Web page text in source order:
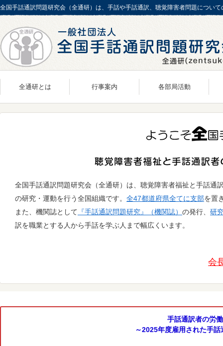
全国手話通訳問題研究会（全通研）は、手話や手話通訳、聴覚障害者問題につい
全通研とは
概要／歴史
行事案内 各部局活動
組織案内
事務局
情報広報部
全国手話通訳問題研究会（全通研）は、聴覚障害者福祉と手話
の研究・運動を行う全国組織です。 全47都道府県全てに支部を置
また、機関誌として 『手話通訳問題研究』（機関誌） の発行、 研
訳を職業とする人から手話を学ぶ人まで幅広くいます。
会
手話通訳者の労
～2025年度雇用された手